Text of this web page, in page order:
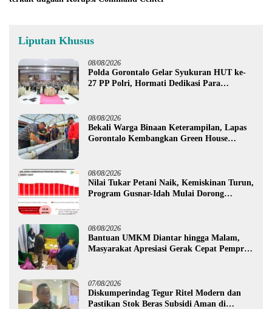
Liputan Khusus
08/08/2026
Polda Gorontalo Gelar Syukuran HUT ke-
27 PP Polri, Hormati Dedikasi Para
08/08/2026
Bekali Warga Binaan Keterampilan, Lapas
Gorontalo Kembangkan Green House
08/08/2026
Nilai Tukar Petani Naik, Kemiskinan Turun,
Program Gusnar-Idah Mulai Dorong
08/08/2026
Bantuan UMKM Diantar hingga Malam,
Masyarakat Apresiasi Gerak Cepat Pemprov
07/08/2026
Diskumperindag Tegur Ritel Modern dan
Pastikan Stok Beras Subsidi Aman di